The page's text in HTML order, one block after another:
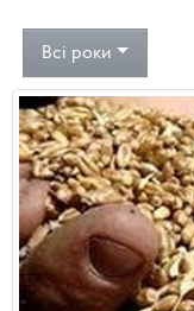
Всі роки